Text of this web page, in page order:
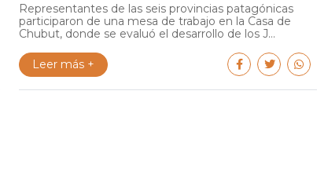
Representantes de las seis provincias patagónicas
participaron de una mesa de trabajo en la Casa de
Chubut, donde se evaluó el desarrollo de los J...
Leer más +